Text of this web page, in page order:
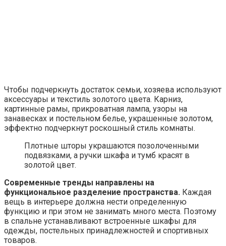
Чтобы подчеркнуть достаток семьи, хозяева используют
аксессуары и текстиль золотого цвета. Карниз,
картинные рамы, прикроватная лампа, узоры на
занавесках и постельном белье, украшенные золотом,
эффектно подчеркнут роскошный стиль комнаты.
Плотные шторы украшаются позолоченными
подвязками, а ручки шкафа и тумб красят в
золотой цвет.
Современные тренды направлены на
функциональное разделение пространства. Каждая
вещь в интерьере должна нести определенную
функцию и при этом не занимать много места. Поэтому
в спальне устанавливают встроенные шкафы для
одежды, постельных принадлежностей и спортивных
товаров.